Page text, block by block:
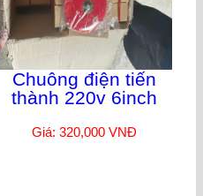
Chuông điện tiến
thành 220v 6inch
Giá: 320,000 VNĐ